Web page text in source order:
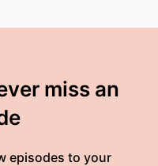
miss an
episodes to your